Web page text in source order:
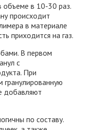
объеме в 10-30 раз.
происходит
в материале
приходится на газ.
В первом
с
При
добавляют
по составу.